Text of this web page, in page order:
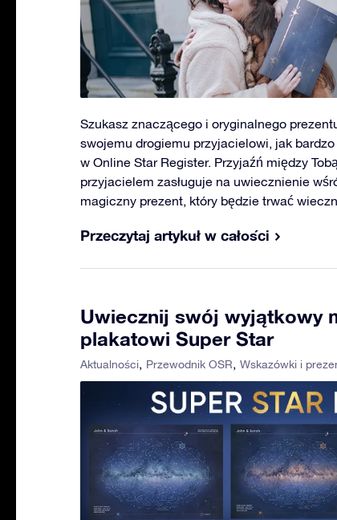
Szukasz znaczącego i oryginalnego
swojemu drogiemu przyjacielowi, jak
w Online Star Register. Przyjaźń między
przyjacielem zasługuje na uwiecznienie
magiczny prezent, który będzie trwać
Przeczytaj artykuł w całości
Uwiecznij swój wyjątkowy
plakatowi Super Star
Aktualności Przewodnik OSR Wskazówki i